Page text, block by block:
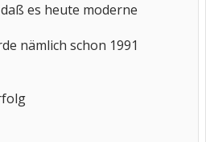
es heute moderne
nämlich schon 1991